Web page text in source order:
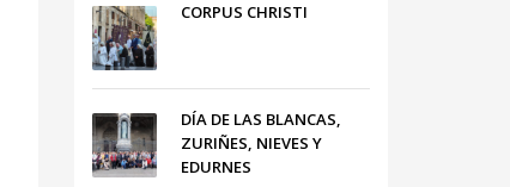
CORPUS CHRISTI
DÍA DE LAS BLANCAS,
ZURIÑES, NIEVES Y
EDURNES